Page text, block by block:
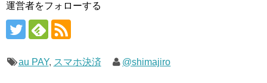
運営者をフォローする
au PAY, スマホ決済 @shimajiro